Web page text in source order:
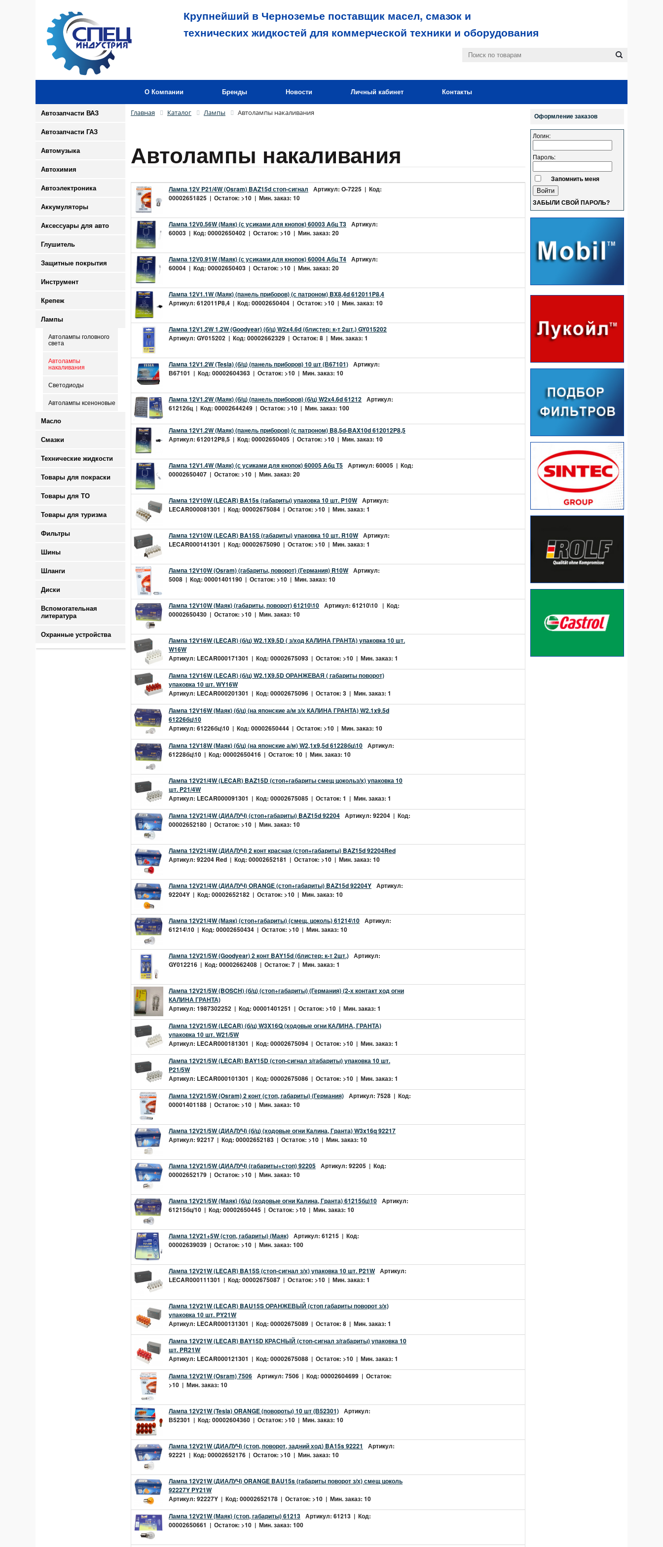
Крупнейший в Черноземье поставщик масел, смазок и
технических жидкостей для коммерческой техники и оборудования
О Компании Бренды Новости Личный кабинет Контакты
Автозапчасти ВАЗ
Автозапчасти ГАЗ
Автомузыка
Автохимия
Автоэлектроника
Аккумуляторы
Аксессуары для авто
Глушитель
Защитные покрытия
Инструмент
Крепеж
Лампы
Автолампы головного
света
Автолампы
накаливания
Светодиоды
Автолампы ксеноновые
Масло
Смазки
Технические жидкости
Товары для покраски
Товары для ТО
Товары для туризма
Фильтры
Шины
Шланги
Диски
Вспомогательная
литература
Охранные устройства
Главная Каталог Лампы Автолампы накаливания
Автолампы накаливания
Лампа 12V P21/4W (Osram) BAZ15d стоп-сигнал
Артикул: O-7225 | Код:
00002651825 | Остаток: >10 | Мин. заказ: 10
Лампа 12V0.56W (Маяк) (с усиками для кнопок) 60003 Aбц Т3 Артикул:
60003 | Код: 00002650402 | Остаток: >10 | Мин. заказ: 20
Лампа 12V0.91W (Маяк) (с усиками для кнопок) 60004 Aбц Т4 Артикул:
60004 | Код: 00002650403 | Остаток: >10 | Мин. заказ: 20
Лампа 12V1.1W (Маяк) (панель приборов) (с патроном) BX8,4d 612011P8,4
Артикул: 612011P8,4 | Код: 00002650404 | Остаток: >10 | Мин. заказ: 10
Лампа 12V1.2W 1.2W (Goodyear) (б/ц) W2x4.6d (блистер: к-т 2шт.) GY015202
Артикул: GY015202 | Код: 00002662329 | Остаток: 8 | Мин. заказ: 1
Лампа 12V1.2W (Tesla) (б/ц) (панель приборов) 10 шт (В67101) Артикул:
В67101 | Код: 00002604363 | Остаток: >10 | Мин. заказ: 10
Лампа 12V1.2W (Маяк) (б/ц) (панель приборов) (б/ц) W2х4.6d 61212 Артикул:
61212бц | Код: 00002644249 | Остаток: >10 | Мин. заказ: 100
Лампа 12V1.2W (Маяк) (панель приборов) (с патроном) B8,5d-BAX10d 612012P8,5
Артикул: 612012P8,5 | Код: 00002650405 | Остаток: >10 | Мин. заказ: 10
Лампа 12V1.4W (Маяк) (с усиками для кнопок) 60005 Aбц Т5 Артикул: 60005 | Код:
00002650407 | Остаток: >10 | Мин. заказ: 20
Лампа 12V10W (LECAR) BA15s (габариты) упаковка 10 шт. P10W Артикул:
LECAR000081301 | Код: 00002675084 | Остаток: >10 | Мин. заказ: 1
Лампа 12V10W (LECAR) BA15S (габариты) упаковка 10 шт. R10W Артикул:
LECAR000141301 | Код: 00002675090 | Остаток: >10 | Мин. заказ: 1
Лампа 12V10W (Osram) (габариты, поворот) (Германия) R10W Артикул:
5008 | Код: 00001401190 | Остаток: >10 | Мин. заказ: 10
Лампа 12V10W (Маяк) (габариты, поворот) 61210\10 Артикул: 61210\10 | Код:
00002650430 | Остаток: >10 | Мин. заказ: 10
Лампа 12V16W (LECAR) (б/ц) W2.1X9.5D ( з/ход КАЛИНА ГРАНТА) упаковка 10 шт.
W16W
Артикул: LECAR000171301 | Код: 00002675093 | Остаток: >10 | Мин. заказ: 1
Лампа 12V16W (LECAR) (б/ц) W2.1X9.5D ОРАНЖЕВАЯ ( габариты поворот)
упаковка 10 шт. WY16W
Артикул: LECAR000201301 | Код: 00002675096 | Остаток: 3 | Мин. заказ: 1
Лампа 12V16W (Маяк) (б/ц) (на японские а/м з/х КАЛИНА ГРАНТА) W2.1x9.5d
61226бц\10
Артикул: 61226бц\10 | Код: 00002650444 | Остаток: >10 | Мин. заказ: 10
Лампа 12V18W (Маяк) (б/ц) (на японские а/м) W2,1x9,5d 61228бц\10 Артикул:
61228бц\10 | Код: 00002650416 | Остаток: 10 | Мин. заказ: 10
Лампа 12V21/4W (LECAR) BAZ15D (стоп+габариты смещ цокольз/х) упаковка 10
шт. P21/4W
Артикул: LECAR000091301 | Код: 00002675085 | Остаток: 1 | Мин. заказ: 1
Лампа 12V21/4W (ДИАЛУЧ) (стоп+габариты) BAZ15d 92204 Артикул: 92204 | Код:
00002652180 | Остаток: >10 | Мин. заказ: 10
Лампа 12V21/4W (ДИАЛУЧ) 2 конт красная (стоп+габариты) BAZ15d 92204Red
Артикул: 92204 Red | Код: 00002652181 | Остаток: >10 | Мин. заказ: 10
Лампа 12V21/4W (ДИАЛУЧ) ORANGE (стоп+габариты) BAZ15d 92204Y Артикул:
92204Y | Код: 00002652182 | Остаток: >10 | Мин. заказ: 10
Лампа 12V21/4W (Маяк) (стоп+габариты) (смещ. цоколь) 61214\10 Артикул:
61214\10 | Код: 00002650434 | Остаток: >10 | Мин. заказ: 10
Лампа 12V21/5W (Goodyear) 2 конт BAY15d (блистер: к-т 2шт.) Артикул:
GY012216 | Код: 00002662408 | Остаток: 7 | Мин. заказ: 1
Лампа 12V21/5W (BOSCH) (б/ц) (стоп+габариты) (Германия) (2-х контакт ход огни
КАЛИНА ГРАНТА)
Артикул: 1987302252 | Код: 00001401251 | Остаток: >10 | Мин. заказ: 1
Лампа 12V21/5W (LECAR) (б/ц) W3X16Q (ходовые огни КАЛИНА, ГРАНТА)
упаковка 10 шт. W21/5W
Артикул: LECAR000181301 | Код: 00002675094 | Остаток: >10 | Мин. заказ: 1
Лампа 12V21/5W (LECAR) BAY15D (стоп-сигнал з/габариты) упаковка 10 шт.
P21/5W
Артикул: LECAR000101301 | Код: 00002675086 | Остаток: >10 | Мин. заказ: 1
Лампа 12V21/5W (Osram) 2 конт (стоп, габариты) (Германия) Артикул: 7528 | Код:
00001401188 | Остаток: >10 | Мин. заказ: 10
Лампа 12V21/5W (ДИАЛУЧ) (б/ц) (ходовые огни Калина, Гранта) W3x16q 92217
Артикул: 92217 | Код: 00002652183 | Остаток: >10 | Мин. заказ: 10
Лампа 12V21/5W (ДИАЛУЧ) (габариты+стоп) 92205 Артикул: 92205 | Код:
00002652179 | Остаток: >10 | Мин. заказ: 10
Лампа 12V21/5W (Маяк) (б/ц) (ходовые огни Калина, Гранта) 61215бц\10 Артикул:
61215бц/10 | Код: 00002650445 | Остаток: >10 | Мин. заказ: 10
Лампа 12V21+5W (стоп, габариты) (Маяк) Артикул: 61215 | Код:
00002639039 | Остаток: >10 | Мин. заказ: 100
Лампа 12V21W (LECAR) BA15S (стоп-сигнал з/х) упаковка 10 шт. P21W Артикул:
LECAR000111301 | Код: 00002675087 | Остаток: >10 | Мин. заказ: 1
Лампа 12V21W (LECAR) BAU15S ОРАНЖЕВЫЙ (стоп габариты поворот з/х)
упаковка 10 шт. PY21W
Артикул: LECAR000131301 | Код: 00002675089 | Остаток: 8 | Мин. заказ: 1
Лампа 12V21W (LECAR) BAY15D КРАСНЫЙ (стоп-сигнал з/габариты) упаковка 10
шт. PR21W
Артикул: LECAR000121301 | Код: 00002675088 | Остаток: >10 | Мин. заказ: 1
Лампа 12V21W (Osram) 7506 Артикул: 7506 | Код: 00002604699 | Остаток:
>10 | Мин. заказ: 10
Лампа 12V21W (Tesla) ORANGE (повороты) 10 шт (В52301) Артикул:
В52301 | Код: 00002604360 | Остаток: >10 | Мин. заказ: 10
Лампа 12V21W (ДИАЛУЧ) (стоп, поворот, задний ход) BA15s 92221
Артикул:
92221 | Код: 00002652176 | Остаток: >10 | Мин. заказ: 10
Лампа 12V21W (ДИАЛУЧ) ORANGE BAU15s (габариты поворот з/х) смещ цоколь
92227Y PY21W
Артикул: 92227Y | Код: 00002652178 | Остаток: >10 | Мин. заказ: 10
Лампа 12V21W (Маяк) (стоп, габариты) 61213 Артикул: 61213 | Код:
00002650661 | Остаток: >10 | Мин. заказ: 100
Оформление заказов
Логин:
Пароль:
Запомнить меня
ЗАБЫЛИ СВОЙ ПАРОЛЬ?